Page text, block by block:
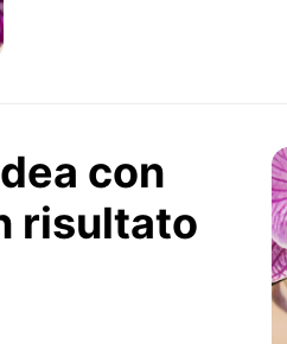
con
risultato